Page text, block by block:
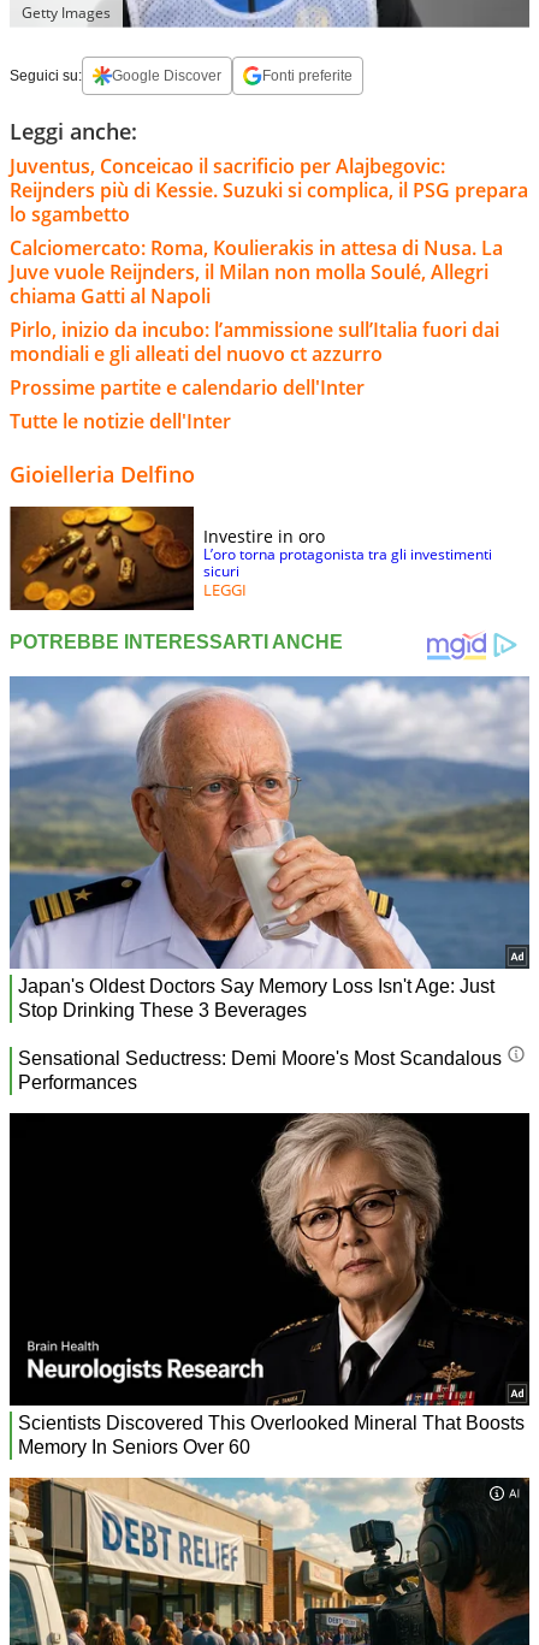
Getty Images
Seguici su: Google Discover Fonti preferite
Leggi anche:
Juventus, Conceicao il sacrificio per Alajbegovic:
Reijnders più di Kessie. Suzuki si complica, il PSG prepara
lo sgambetto
Calciomercato: Roma, Koulierakis in attesa di Nusa. La
Juve vuole Reijnders, il Milan non molla Soulé, Allegri
chiama Gatti al Napoli
Pirlo, inizio da incubo: l’ammissione sull’Italia fuori dai
mondiali e gli alleati del nuovo ct azzurro
Prossime partite e calendario dell'Inter
Tutte le notizie dell'Inter
Gioielleria Delfino
Investire in oro
L’oro torna protagonista tra gli investimenti
sicuri
LEGGI